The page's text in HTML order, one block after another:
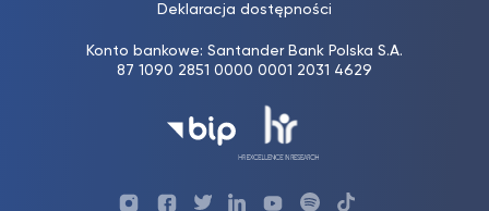
Deklaracja dostępności
Konto bankowe: Santander Bank Polska S.A.
87 1090 2851 0000 0001 2031 4629
Profil ProfilProfilProfil UKSWProfilUKSW